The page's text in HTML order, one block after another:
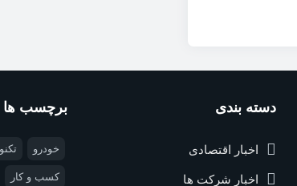
دسته بندی
اخبار اقتصادی
اخبار شرکت ها
برچسب ها
خودرو
کسب و کار